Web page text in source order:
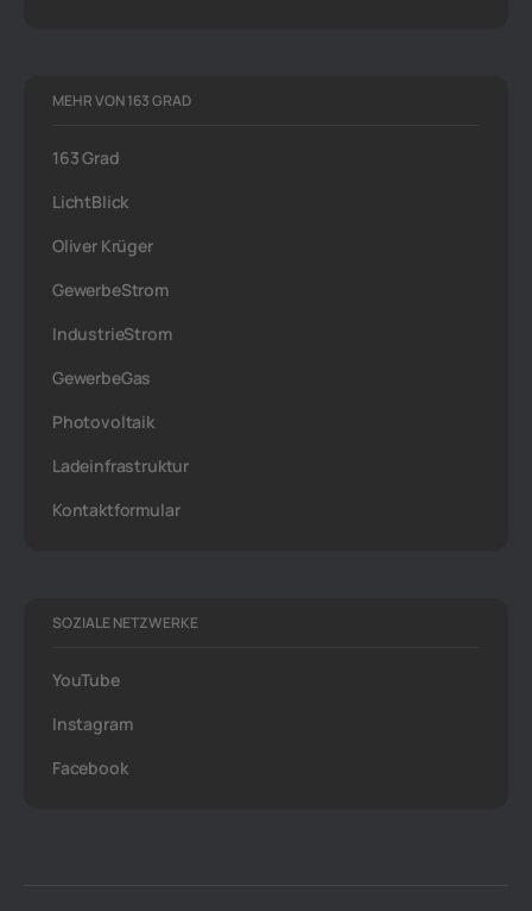
MEHR VON 163 GRAD
163 Grad
LichtBlick
Oliver Krüger
GewerbeStrom
IndustrieStrom
GewerbeGas
Photovoltaik
Ladeinfrastruktur
Kontaktformular
SOZIALE NETZWERKE
YouTube
Instagram
Facebook